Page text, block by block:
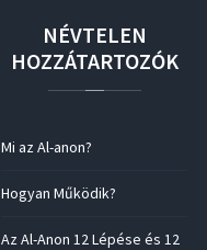
NÉVTELEN
HOZZÁTARTOZÓK
Mi az Al-anon?
Hogyan Működik?
Az Al-Anon 12 Lépése és 12